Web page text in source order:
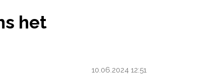
het
10.06.2024 12:51